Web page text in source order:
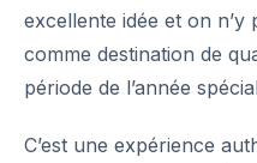
excellente idée et on
comme destination de
période de l’année
C’est une expérience